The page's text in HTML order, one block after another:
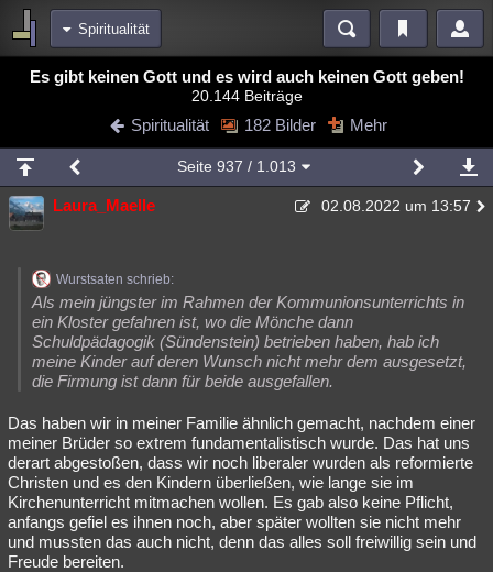
Spiritualität
Bereiche
Diskussionen Blogs Videos
Chat Wiki Neuigkeiten
meine Rubriken
Menschen Wissenschaft Mystery Kriminalfälle
Natur Umfragen Unterhaltung
weitere Rubriken
Philosophie Träume Orte Esoterik Literatur
Musik Clash Verbesserungen Allmystery English
Übersichten
Besucht Teilgenommen Alle Neue Geschlossen
Lesenswert
Es gibt keinen Gott und es wird auch keinen Gott geben!
20.144 Beiträge
Spiritualität 182 Bilder Mehr
Seite 937 / 1.013
Laura_Maelle 02.08.2022 um 13:57
Wurstsaten schrieb:
Als mein jüngster im Rahmen der Kommunionsunterrichts in
ein Kloster gefahren ist, wo die Mönche dann
Schuldpädagogik (Sündenstein) betrieben haben, hab ich
meine Kinder auf deren Wunsch nicht mehr dem ausgesetzt,
die Firmung ist dann für beide ausgefallen.
Das haben wir in meiner Familie ähnlich gemacht, nachdem einer
meiner Brüder so extrem fundamentalistisch wurde. Das hat uns
derart abgestoßen, dass wir noch liberaler wurden als reformierte
Christen und es den Kindern überließen, wie lange sie im
Kirchenunterricht mitmachen wollen. Es gab also keine Pflicht,
anfangs gefiel es ihnen noch, aber später wollten sie nicht mehr
und mussten das auch nicht, denn das alles soll freiwillig sein und
Freude bereiten.